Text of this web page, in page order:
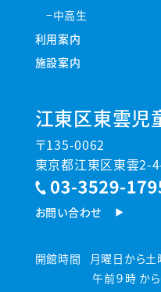
中高生
利用案内
施設案内
江東区東雲児
〒135-0062
東京都江東区東雲2-
お問い合わせ
開館時間
月曜日から
午前９時 か